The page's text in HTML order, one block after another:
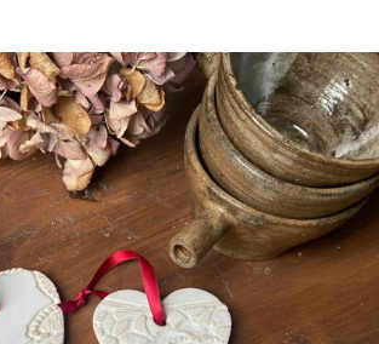
➸ BLOEMEN HART